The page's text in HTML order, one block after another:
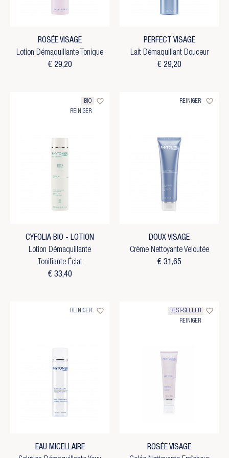
ROSÉE VISAGE
Lotion Démaquillante Tonique
€ 29,20
PERFECT VISAGE
Lait Démaquillant Douceur
€ 29,20
BIO
REINIGER
favorite_border
CYFOLIA BIO - LOTION
Lotion Démaquillante
Tonifiante Éclat
€ 33,40
REINIGER favorite_border
DOUX VISAGE
Crème Nettoyante Veloutée
€ 31,65
REINIGER favorite_border
EAU MICELLAIRE
BEST-SELLER
REINIGER
favorite_border
ROSÉE VISAGE